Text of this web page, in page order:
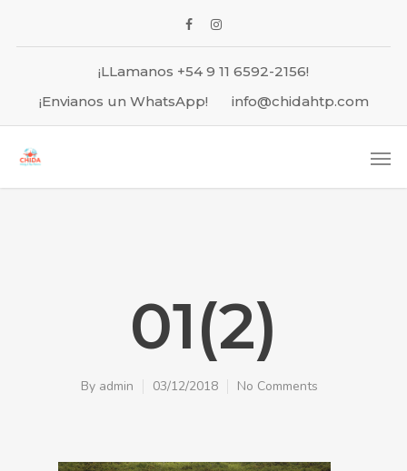
¡LLamanos +54 9 11 6592-2156!
¡Envianos un WhatsApp!
info@chidahtp.com
01(2)
By admin 03/12/2018 No Comments